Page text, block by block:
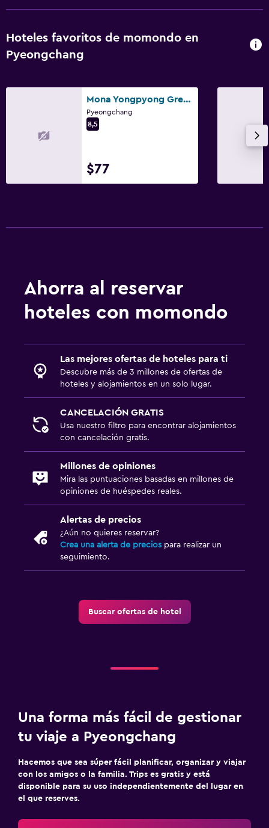
Hoteles favoritos de momondo en
Pyeongchang
Mona Yongpyong Greenpia Condominium
Pyeongchang
8,5
$77
Ahorra al reservar
hoteles con momondo
Las mejores ofertas de hoteles para ti
Descubre más de 3 millones de ofertas de
hoteles y alojamientos en un solo lugar.
CANCELACIÓN GRATIS
Usa nuestro filtro para encontrar alojamientos
con cancelación gratis.
Millones de opiniones
Mira las puntuaciones basadas en millones de
opiniones de huéspedes reales.
Alertas de precios
¿Aún no quieres reservar?
Crea una alerta de precios para realizar un
seguimiento.
Buscar ofertas de hotel
Una forma más fácil de gestionar
tu viaje a Pyeongchang
Hacemos que sea súper fácil planificar, organizar y viajar
con los amigos o la familia. Trips es gratis y está
disponible para su uso independientemente del lugar en
el que reserves.